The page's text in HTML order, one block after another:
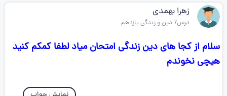
زهرا بهمدی
درس7 دین و زندگی یازدهم
سلام از کجا های دین زندگی امتحان میاد لطفا کمکم کنید
هیچی نخوندم